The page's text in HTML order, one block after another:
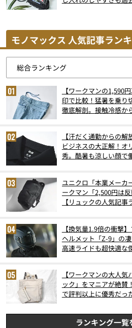
モノマックス 人気記事ラン
【ワークマンの1,590
印で比較！猛暑を乗り
徹底解剖。接触冷感か
【汗だく通勤からの
ビジネスの大正解！オ
秀。酷暑も涼しい顔で
ユニクロ「本業メーカ
ークマン「2,500円は
【リュックの人気記
【換気量1.9倍の衝撃
ヘルメット「Z-9」の
高速ライドも超快適な
【ワークマンの大人
ック」をマニアが絶賛
で評判以上に優秀だっ
ランキング一覧